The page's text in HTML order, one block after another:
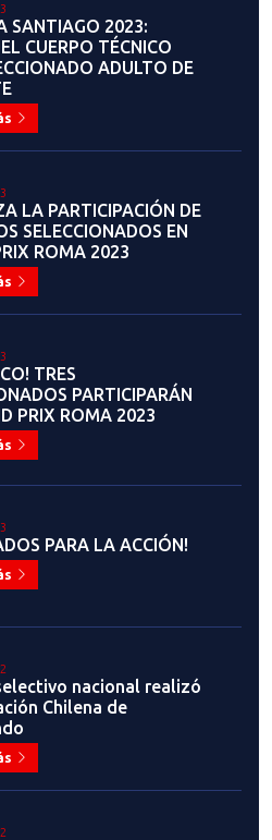
SANTIAGO 2023:
CUERPO TÉCNICO
ADULTO DE
LA PARTICIPACIÓN DE
SELECCIONADOS EN
ROMA 2023
TRES
PARTICIPARÁN
PRIX ROMA 2023
PARA LA ACCIÓN!
nacional realizó
Chilena de